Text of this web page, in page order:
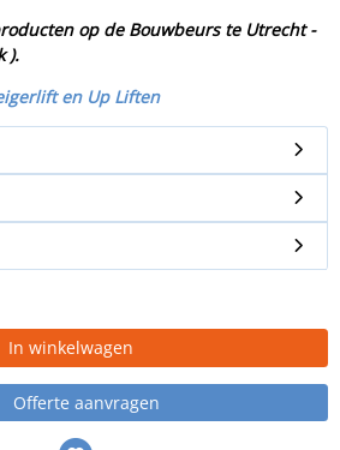
op de Bouwbeurs te Utrecht -
).
en Up Liften
In winkelwagen
Offerte aanvragen